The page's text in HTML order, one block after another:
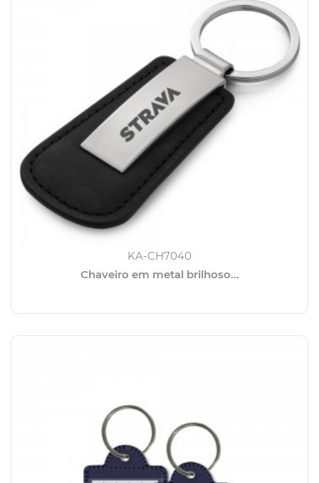
KA-CH7040
Chaveiro em metal brilhoso...